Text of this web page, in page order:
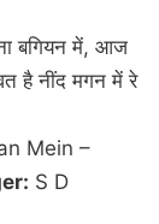
बगियन में, आज
है नींद मगन में रे
Mein –
S D